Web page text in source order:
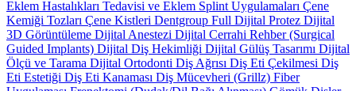
Eklem Hastalıkları Tedavisi ve Eklem Splint Uygulamaları Çene
Kemiği Tozları Çene Kistleri Dentgroup Full Dijital Protez Dijital
3D Görüntüleme Dijital Anestezi Dijital Cerrahi Rehber (Surgical
Guided Implants) Dijital Diş Hekimliği Dijital Gülüş Tasarımı Dijital
Ölçü ve Tarama Dijital Ortodonti Diş Ağrısı Diş Eti Çekilmesi Diş
Eti Estetiği Diş Eti Kanaması Diş Mücevheri (Grillz) Fiber